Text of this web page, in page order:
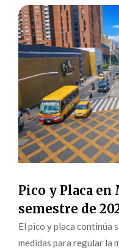
Pico y Placa
semestre de
El pico y placa continúa
medidas para regular la